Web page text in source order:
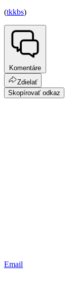
(tkkbs)
Komentáre
Zdielať
Skopírovať odkaz
Email